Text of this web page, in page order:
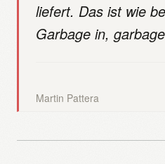
liefert. Das ist wie
Garbage in,
Martin Pattera